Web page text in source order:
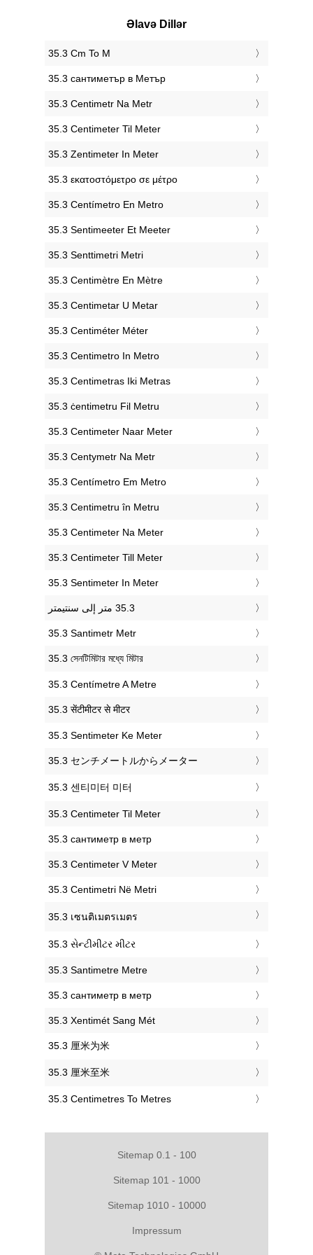
Əlavə Dillər
‎35.3 Cm To M
‎35.3 сантиметър в Метър
‎35.3 Centimetr Na Metr
‎35.3 Centimeter Til Meter
‎35.3 Zentimeter In Meter
‎35.3 εκατοστόμετρο σε μέτρο
‎35.3 Centímetro En Metro
‎35.3 Sentimeeter Et Meeter
‎35.3 Senttimetri Metri
‎35.3 Centimètre En Mètre
‎35.3 Centimetar U Metar
‎35.3 Centiméter Méter
‎35.3 Centimetro In Metro
‎35.3 Centimetras Iki Metras
‎35.3 ċentimetru Fil Metru
‎35.3 Centimeter Naar Meter
‎35.3 Centymetr Na Metr
‎35.3 Centímetro Em Metro
‎35.3 Centimetru în Metru
‎35.3 Centimeter Na Meter
‎35.3 Centimeter Till Meter
‎35.3 Sentimeter In Meter
‎35.3 Santimetr Metr
‎35.3 সেনটিমিটার মধ্যে মিটার
‎35.3 Centímetre A Metre
‎35.3 सेंटीमीटर से मीटर
‎35.3 Sentimeter Ke Meter
‎35.3 センチメートルからメーター
‎35.3 센티미터 미터
‎35.3 Centimeter Til Meter
‎35.3 сантиметр в метр
‎35.3 Centimeter V Meter
‎35.3 Centimetri Në Metri
‎35.3 เซนติเมตรเมตร
‎35.3 સેન્ટીમીટર મીટર
‎35.3 Santimetre Metre
‎35.3 сантиметр в метр
‎35.3 Xentimét Sang Mét
‎35.3 厘米为米
‎35.3 厘米至米
‎35.3 Centimetres To Metres
Sitemap 0.1 - 100
Sitemap 101 - 1000
Sitemap 1010 - 10000
Impressum